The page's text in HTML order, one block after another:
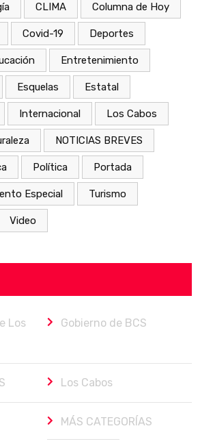
CLIMA Columna de Hoy
Covid-19 Deportes
Entretenimiento
Esquelas Estatal
Internacional Los Cabos
NOTICIAS BREVES
Política Portada
Especial Turismo
Video
Los
Gobierno de BCS
Los Cabos
MÁS CATEGORÍAS